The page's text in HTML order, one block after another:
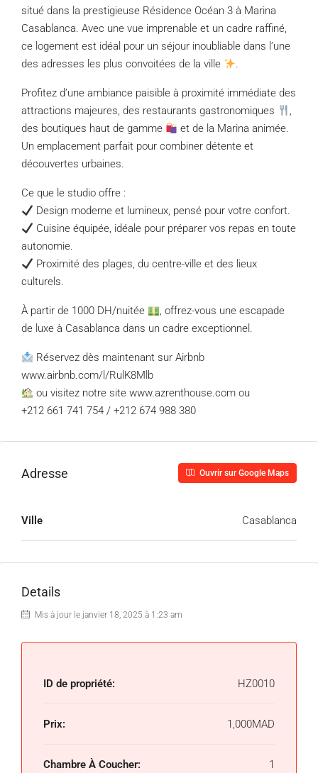
situé dans la prestigieuse Résidence Océan 3 à Marina
Casablanca. Avec une vue imprenable et un cadre raffiné,
ce logement est idéal pour un séjour inoubliable dans l’une
des adresses les plus convoitées de la ville
.
Profitez d’une ambiance paisible à proximité immédiate des
attractions majeures, des restaurants gastronomiques
,
des boutiques haut de gamme
et de la Marina animée.
Un emplacement parfait pour combiner détente et
découvertes urbaines.
Ce que le studio offre :
Design moderne et lumineux, pensé pour votre confort.
Cuisine équipée, idéale pour préparer vos repas en toute
autonomie.
Proximité des plages, du centre-ville et des lieux
culturels.
À partir de 1000 DH/nuitée
, offrez-vous une escapade
de luxe à Casablanca dans un cadre exceptionnel.
Réservez dès maintenant sur Airbnb
www.airbnb.com/l/RulK8Mlb
ou visitez notre site www.azrenthouse.com ou
+212 661 741 754 / +212 674 988 380
Adresse Ouvrir sur Google Maps
Ville Casablanca
Details
Mis à jour le janvier 18, 2025 à 1:23 am
ID de propriété: HZ0010
Prix: 1,000MAD
Chambre À Coucher: 1